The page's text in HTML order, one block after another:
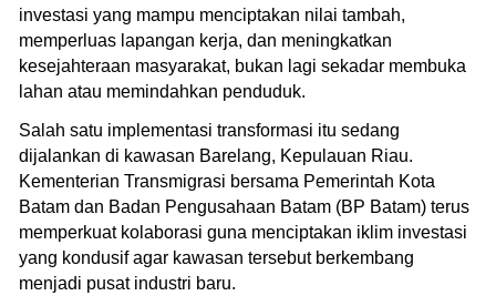
investasi yang mampu menciptakan nilai tambah,
memperluas lapangan kerja, dan meningkatkan
kesejahteraan masyarakat, bukan lagi sekadar membuka
lahan atau memindahkan penduduk.
Salah satu implementasi transformasi itu sedang
dijalankan di kawasan Barelang, Kepulauan Riau.
Kementerian Transmigrasi bersama Pemerintah Kota
Batam dan Badan Pengusahaan Batam (BP Batam) terus
memperkuat kolaborasi guna menciptakan iklim investasi
yang kondusif agar kawasan tersebut berkembang
menjadi pusat industri baru.